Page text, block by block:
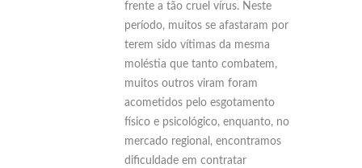
frente a tão cruel vírus. Neste
período, muitos se afastaram por
terem sido vítimas da mesma
moléstia que tanto combatem,
muitos outros viram foram
acometidos pelo esgotamento
físico e psicológico, enquanto, no
mercado regional, encontramos
dificuldade em contratar